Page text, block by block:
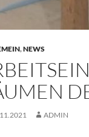
,NEWS
ADMIN